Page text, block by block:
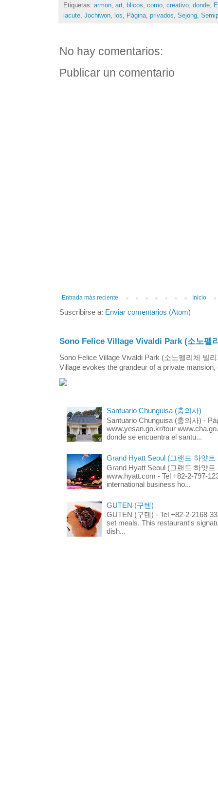
Etiquetas: armon art blicos como creativo donde
iacute Jochiwon los Página privados Sejong
No hay comentarios:
Publicar un comentario
Entrada más reciente Inicio
Suscribirse a: Enviar comentarios (Atom)
Sono Felice Village Vivaldi Park (소노펠
Sono Felice Village Vivaldi Park (소노펠리체 빌
Village evokes the grandeur of a private
Santuario Chunguisa (충의사)
Santuario Chunguisa (충의사) -
www.yesan.go.kr/tour
donde se encuentra el santu...
Grand Hyatt Seoul (그랜드 하얏트
Grand Hyatt Seoul (그랜드 하얏트
www.hyatt.com - Tel +82-2-797-
international business ho...
GUTEN (구텐)
GUTEN (구텐) - Tel +82-2-2168-
set meals. This restaurant's
dish...